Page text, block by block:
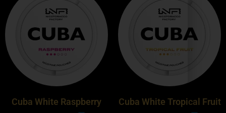
Cuba White Raspberry Cuba White Tropical Fruit